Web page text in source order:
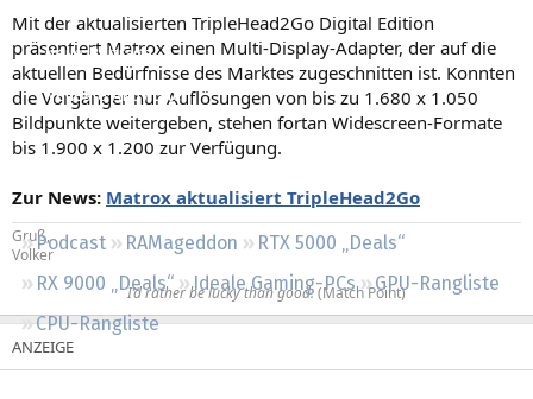
Empfohlene Inhalte
Neue Beiträge
Neueste Aktivitäten
Leserartikel
Podcast RAMageddon
RTX 5000 „Deals“
RX 9000 „Deals“
Ideale Gaming-PCs
GPU-Rangliste
CPU-Rangliste
Mit der aktualisierten TripleHead2Go Digital Edition
präsentiert Matrox einen Multi-Display-Adapter, der auf die
aktuellen Bedürfnisse des Marktes zugeschnitten ist. Konnten
die Vorgänger nur Auflösungen von bis zu 1.680 x 1.050
Bildpunkte weitergeben, stehen fortan Widescreen-Formate
bis 1.900 x 1.200 zur Verfügung.
Zur News: Matrox aktualisiert TripleHead2Go
Gruß,
Volker
I’d rather be lucky than good.(Match Point)​